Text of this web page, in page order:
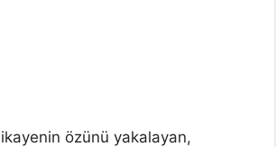
özünü yakalayan,